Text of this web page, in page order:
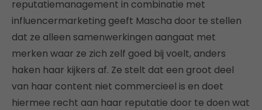
reputatiemanagement in combinatie met
influencermarketing geeft Mascha door te stellen
dat ze alleen samenwerkingen aangaat met
merken waar ze zich zelf goed bij voelt, anders
haken haar kijkers af. Ze stelt dat een groot deel
van haar content niet commercieel is en doet
hiermee recht aan haar reputatie door te doen wat